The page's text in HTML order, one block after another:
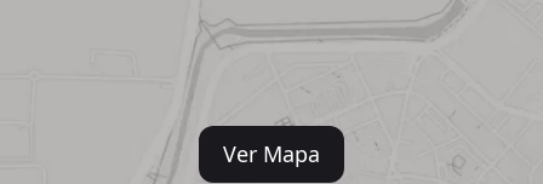
Ver Mapa